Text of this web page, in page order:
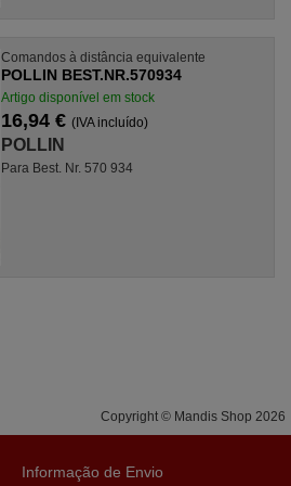
Comandos à distância equivalente
POLLIN BEST.NR.570934
Artigo disponível em stock
16,94 € (IVA incluído)
POLLIN
Para Best. Nr. 570 934
Copyright © Mandis Shop 2026
Informação de Envio